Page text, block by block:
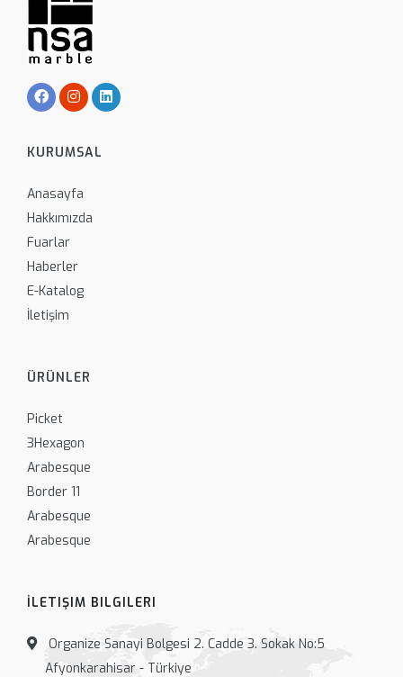
KURUMSAL
Anasayfa
Hakkımızda
Fuarlar
Haberler
E-Katalog
İletişim
ÜRÜNLER
Picket
3Hexagon
Arabesque
Border 11
Arabesque
Arabesque
İLETIŞIM BILGILERI
Organize Sanayi Bolgesi 2. Cadde 3. Sokak No:5
Afyonkarahisar - Türkiye